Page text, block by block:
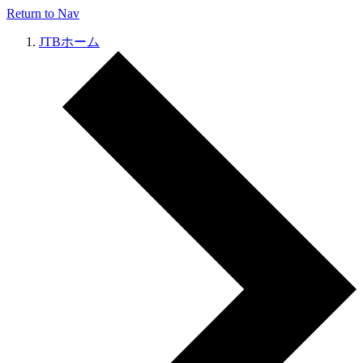
Return to Nav
JTBホーム